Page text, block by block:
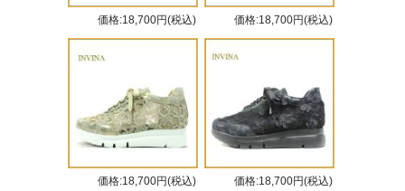
価格:18,700円(税込) 価格:18,700円(税込)
価格:18,700円(税込) 価格:18,700円(税込)